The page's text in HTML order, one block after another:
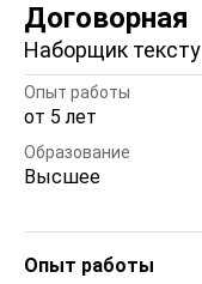
Договорная
Наборщик тексту
Опыт работы
от 5 лет
Образование
Высшее
Опыт работы